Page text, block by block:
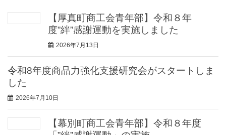
【厚真町商工会青年部】令和８年
度”絆”感謝運動を実施しました
2026年7月13日
令和8年度商品力強化支援研究会がスタートしま
した
2026年7月10日
【幕別町商工会青年部】令和８年度